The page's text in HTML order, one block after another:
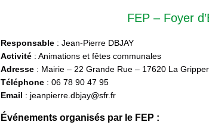
FEP – Foyer
Responsable : Jean-Pierre DBJAY
Activité : Animations et fêtes communales
Adresse : Mairie – 22 Grande Rue – 17620 La
Téléphone : 06 78 90 47 95
Email : jeanpierre.dbjay@sfr.fr
Événements organisés par le FEP :